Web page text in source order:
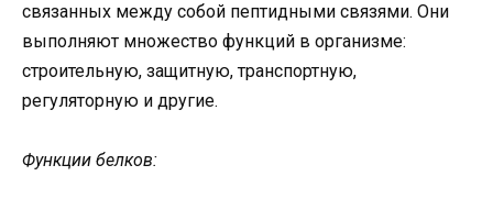
связанных между собой пептидными связями. Они
выполняют множество функций в организме:
строительную, защитную, транспортную,
регуляторную и другие.
Функции белков: